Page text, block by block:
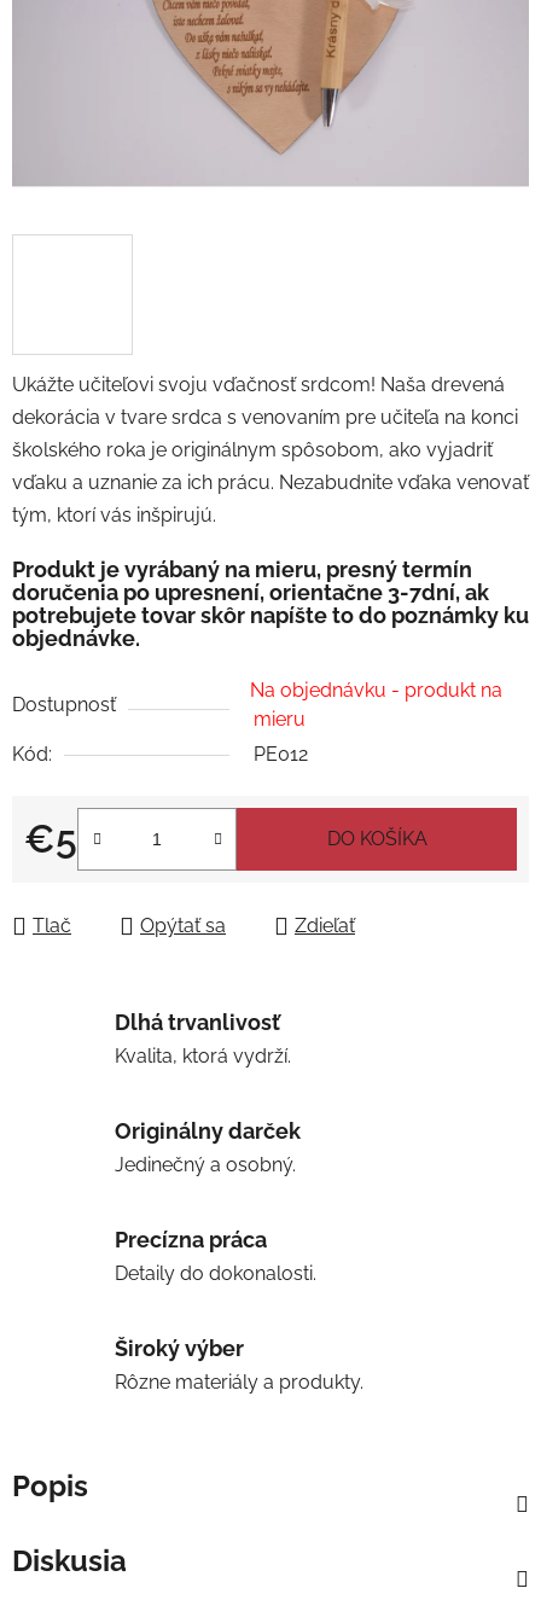
Ukážte učiteľovi svoju vďačnosť srdcom! Naša drevená
dekorácia v tvare srdca s venovaním pre učiteľa na konci
školského roka je originálnym spôsobom, ako vyjadriť
vďaku a uznanie za ich prácu. Nezabudnite vďaka venovať
tým, ktorí vás inšpirujú.
Produkt je vyrábaný na mieru, presný termín
doručenia po upresnení, orientačne 3-7dní, ak
potrebujete tovar skôr napíšte to do poznámky ku
objednávke.
Dostupnosť
Na objednávku - produkt na
mieru
Kód:
PE012
€5
Jednotková cena:
DO KOŠÍKA
Tlač Opýtať sa Zdieľať
Dlhá trvanlivosť
Kvalita, ktorá vydrží.
Originálny darček
Jedinečný a osobný.
Precízna práca
Detaily do dokonalosti.
Široký výber
Rôzne materiály a produkty.
Popis
Diskusia